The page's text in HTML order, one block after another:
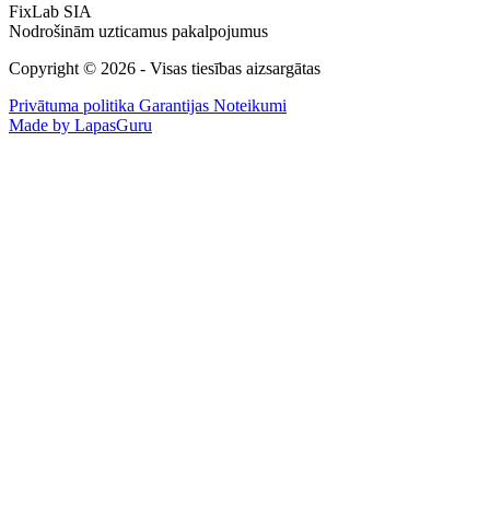
FixLab SIA
Nodrošinām uzticamus pakalpojumus
Copyright © 2026 - Visas tiesības aizsargātas
Privātuma politika Garantijas Noteikumi
Made by LapasGuru